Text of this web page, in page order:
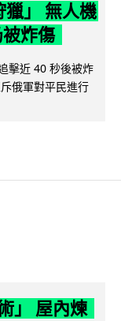
」 無人機
炸傷
擊近 40 秒後被炸
俄軍對平民進行
」 屋內煉